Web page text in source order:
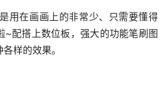
用在画画上的非常少、只需要懂得
~配搭上数位板，强大的功能笔刷图
样的效果。